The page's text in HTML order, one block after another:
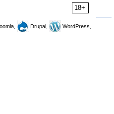
18+
Drupal,
WordPress,